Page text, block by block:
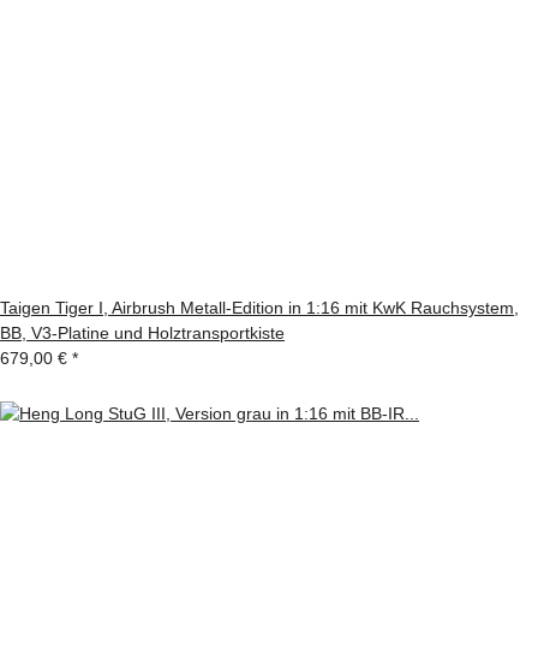
Taigen Tiger I, Airbrush Metall-Edition in 1:16 mit KwK Rauchsystem,
BB, V3-Platine und Holztransportkiste
679,00 € *